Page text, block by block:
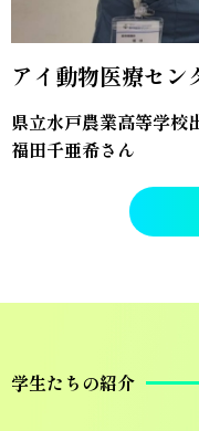
アイ動物医療セ
県立水戸農業高等学校
福田千亜希さん
学生たちの紹介